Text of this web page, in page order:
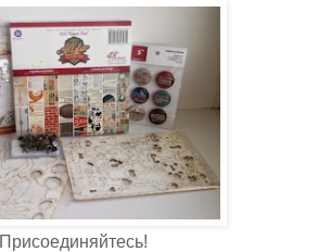
Присоединяйтесь!